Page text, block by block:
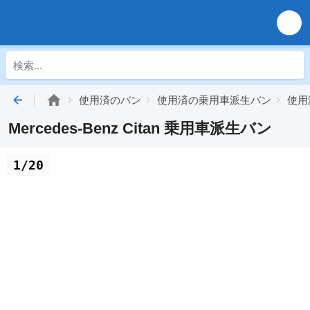
使用済のバン 使用済の乗用車派生バン 使
Mercedes-Benz Citan 乗用車派生バン
1/20